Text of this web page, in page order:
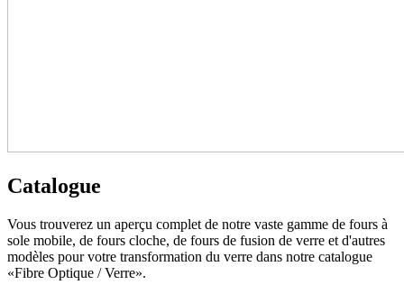
Catalogue
Vous trouverez un aperçu complet de notre vaste gamme de fours à
sole mobile, de fours cloche, de fours de fusion de verre et d'autres
modèles pour votre transformation du verre dans notre catalogue
«Fibre Optique / Verre».